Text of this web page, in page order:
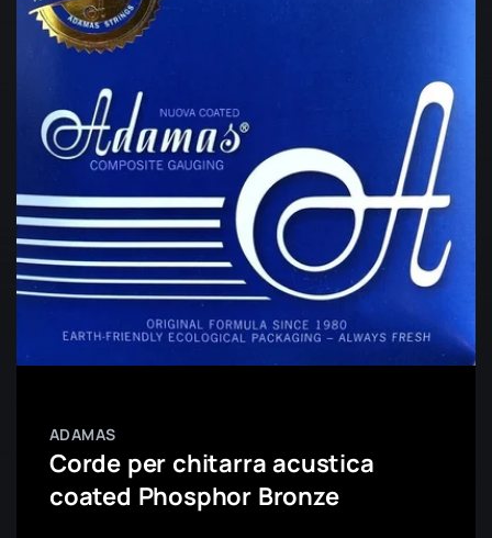
ADAMAS
Corde per chitarra acustica
coated Phosphor Bronze